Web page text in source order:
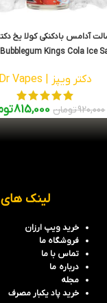
آدامس بادکنکی کولا یخ
Kings Cola Ice
دکتر ویپز | Dr Vapes
920,000تومان 815,000
لینک
خرید ویپ ارزان
فروشگاه ما
تماس با ما
درباره ما
مجله
خرید پاد یکبار مصرف